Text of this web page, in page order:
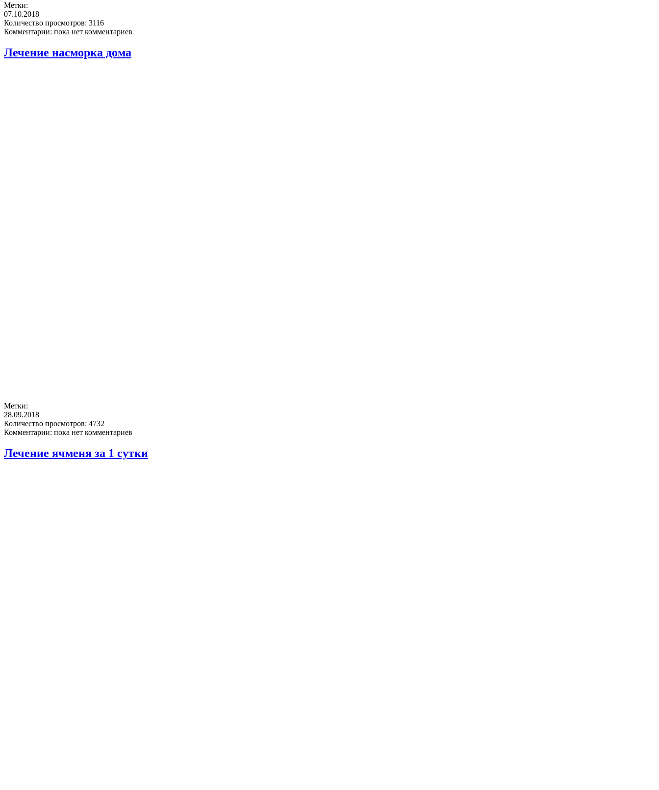
Метки:
07.10.2018
Количество просмотров: 3116
Комментарии: пока нет комментариев
Лечение насморка дома
Метки:
28.09.2018
Количество просмотров: 4732
Комментарии: пока нет комментариев
Лечение ячменя за 1 сутки